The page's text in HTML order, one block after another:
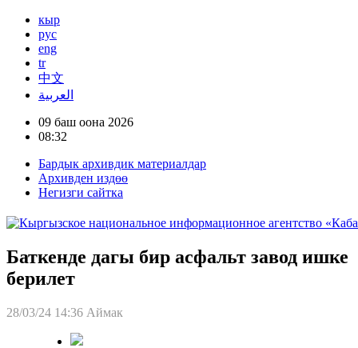
кыр
рус
eng
tr
中文
العربية
09 баш оона 2026
08:32
Бардык архивдик материалдар
Архивден издөө
Негизги сайтка
Баткенде дагы бир асфальт завод ишке
берилет
28/03/24 14:36 Аймак